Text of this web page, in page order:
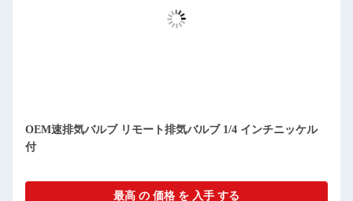
OEM速排気バルブ リモート排気バルブ 1/4 インチニッケル
付
最高 の 価格 を 入手 する